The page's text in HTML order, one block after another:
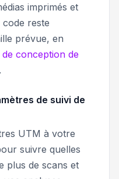
imprimés et
reste
prévue, en
conception de
de suivi de
UTM à votre
suivre quelles
plus de scans et